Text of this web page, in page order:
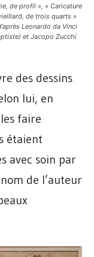
de profil », « Caricature
de trois quarts »
Leonardo da Vinci
et Jacopo Zucchi
des dessins
lui, en
faire
étaient
avec soin par
de l’auteur